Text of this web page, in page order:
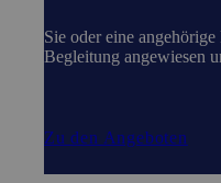
Sie oder eine
Begleitung angewiesen
Zu den Angeboten